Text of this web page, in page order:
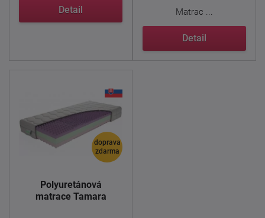
Detail
Matrac ...
Detail
doprava
zdarma
Polyuretánová
matrace Tamara